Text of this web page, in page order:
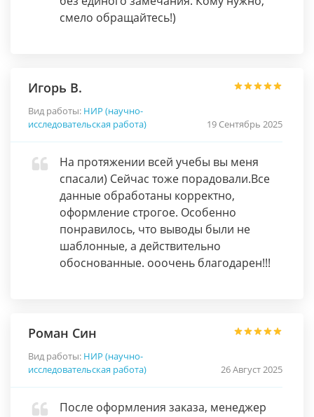
смело обращайтесь!)
Игорь В.
Вид работы: НИР (научно-
исследовательская работа)
19 Сентябрь 2025
На протяжении всей учебы вы меня
спасали) Сейчас тоже порадовали.Все
данные обработаны корректно,
оформление строгое. Особенно
понравилось, что выводы были не
шаблонные, а действительно
обоснованные. ооочень благодарен!!!
Роман Син
Вид работы: НИР (научно-
исследовательская работа)
26 Август 2025
После оформления заказа, менеджер